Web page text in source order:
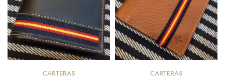
Añadir al carrito
CARTERAS Select options
CARTERAS